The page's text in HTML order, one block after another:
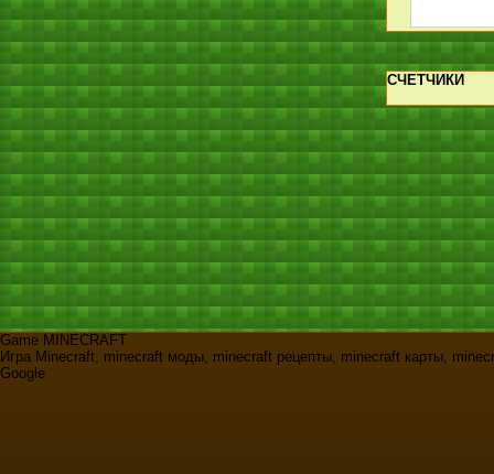
СЧЕТЧИКИ
Game MINECRAFT
Игра Minecraft, minecraft моды, minecraft рецепты, minecraft карты,
Google